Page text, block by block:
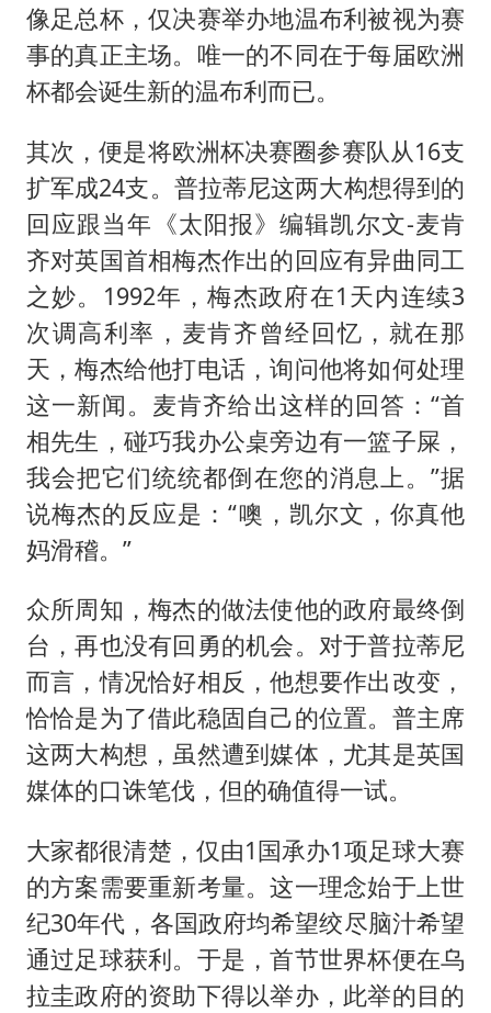
像足总杯，仅决赛举办地温布利被视为赛
事的真正主场。唯一的不同在于每届欧洲
杯都会诞生新的温布利而已。
其次，便是将欧洲杯决赛圈参赛队从16支
扩军成24支。普拉蒂尼这两大构想得到的
回应跟当年《太阳报》编辑凯尔文-麦肯
齐对英国首相梅杰作出的回应有异曲同工
之妙。1992年，梅杰政府在1天内连续3
次调高利率，麦肯齐曾经回忆，就在那
天，梅杰给他打电话，询问他将如何处理
这一新闻。麦肯齐给出这样的回答：“首
相先生，碰巧我办公桌旁边有一篮子屎，
我会把它们统统都倒在您的消息上。”据
说梅杰的反应是：“噢，凯尔文，你真他
妈滑稽。”
众所周知，梅杰的做法使他的政府最终倒
台，再也没有回勇的机会。对于普拉蒂尼
而言，情况恰好相反，他想要作出改变，
恰恰是为了借此稳固自己的位置。普主席
这两大构想，虽然遭到媒体，尤其是英国
媒体的口诛笔伐，但的确值得一试。
大家都很清楚，仅由1国承办1项足球大赛
的方案需要重新考量。这一理念始于上世
纪30年代，各国政府均希望绞尽脑汁希望
通过足球获利。于是，首节世界杯便在乌
拉圭政府的资助下得以举办，此举的目的